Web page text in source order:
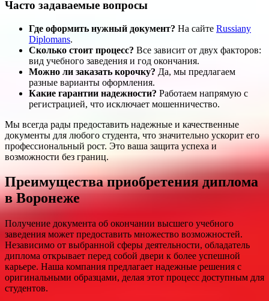
Часто задаваемые вопросы
Где оформить нужный документ? На сайте Russiany
Diplomans.
Сколько стоит процесс? Все зависит от двух факторов:
вид учебного заведения и год окончания.
Можно ли заказать корочку? Да, мы предлагаем
разные варианты оформления.
Какие гарантии надежности? Работаем напрямую с
регистрацией, что исключает мошенничество.
Мы всегда рады предоставить надежные и качественные
документы для любого студента, что значительно ускорит его
профессиональный рост. Это ваша защита успеха и
возможности без границ.
Преимущества приобретения диплома
в Воронеже
Получение документа об окончании высшего учебного
заведения может предоставить множество возможностей.
Независимо от выбранной сферы деятельности, обладатель
диплома открывает перед собой двери к более успешной
карьере. Наша компания предлагает надежные решения с
оригинальными образцами, делая этот процесс доступным для
студентов.